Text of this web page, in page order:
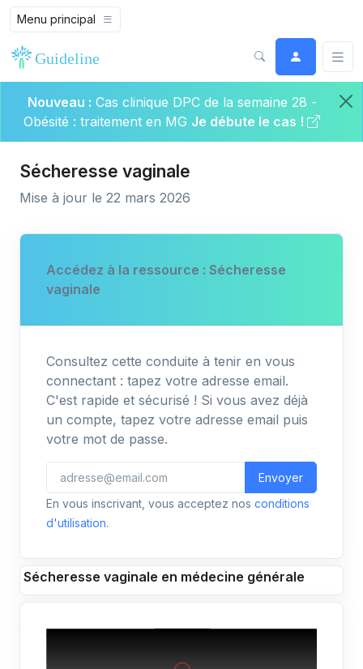
Menu principal
Nouveau : Cas clinique DPC de la semaine 28 -
Obésité : traitement en MG Je débute le cas !
Sécheresse vaginale
Mise à jour le 22 mars 2026
Accédez à la ressource : Sécheresse
vaginale
Consultez cette conduite à tenir en vous
connectant : tapez votre adresse email.
C'est rapide et sécurisé ! Si vous avez déjà
un compte, tapez votre adresse email puis
votre mot de passe.
Envoyer
En vous inscrivant, vous acceptez nos conditions
d'utilisation.
Sécheresse vaginale en médecine générale